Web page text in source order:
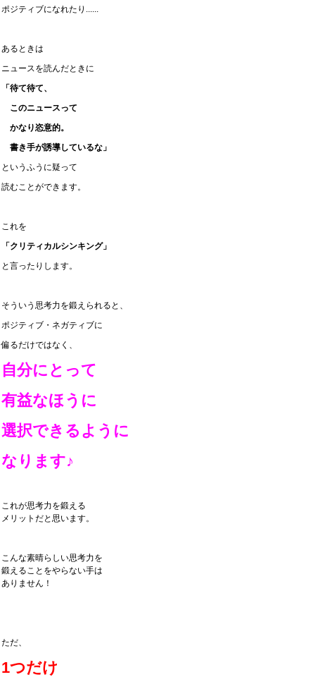
ポジティブになれたり......
あるときは
ニュースを読んだときに
「待て待て、
このニュースって
かなり恣意的。
書き手が誘導しているな」
というふうに疑って
読むことができます。
これを
「クリティカルシンキング」
と言ったりします。
そういう思考力を鍛えられると、
ポジティブ・ネガティブに
偏るだけではなく、
自分にとって
有益なほうに
選択できるように
なります♪
これが思考力を鍛える
メリットだと思います。
こんな素晴らしい思考力を
鍛えることをやらない手は
ありません！
ただ、
1つだけ